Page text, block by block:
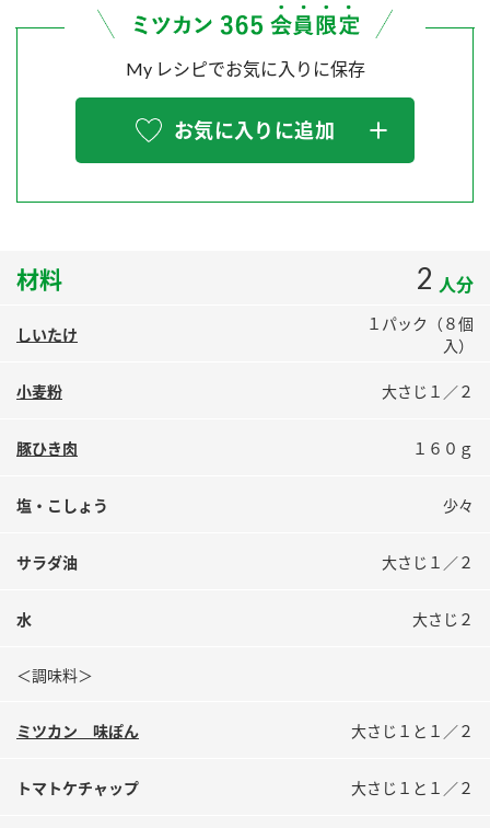
炊き込みご飯の素 米飯用調味液
PIN印
スペシャルサイト
お酢を知ろう！
ぽん酢サワー
鍋奉行マニュアル
ミツカンのCM
ZENB initiative
MIM（ミツカンミュージアム）
各部門が大切にしていること
販売終了製品のご案内
よくあるご質問
地図から取り扱い店舗を探す
検索
業務用サイト 製造所固有記号一覧
My レシピでお気に入りに保存
お気に入りに追加
材料 2 人分
しいたけ
１パック（８個
入）
小麦粉 大さじ１／２
豚ひき肉 １６０ｇ
塩・こしょう 少々
サラダ油 大さじ１／２
水 大さじ２
＜調味料＞
ミツカン 味ぽん 大さじ１と１／２
トマトケチャップ 大さじ１と１／２